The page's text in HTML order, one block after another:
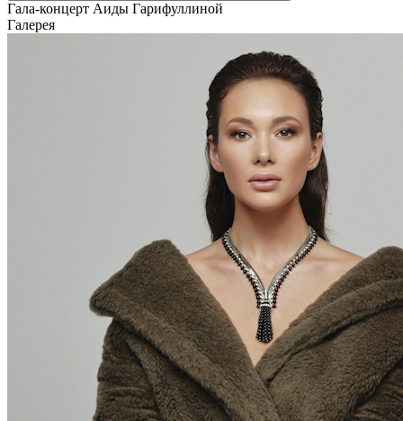
Гала-концерт Аиды Гарифуллиной
Галерея